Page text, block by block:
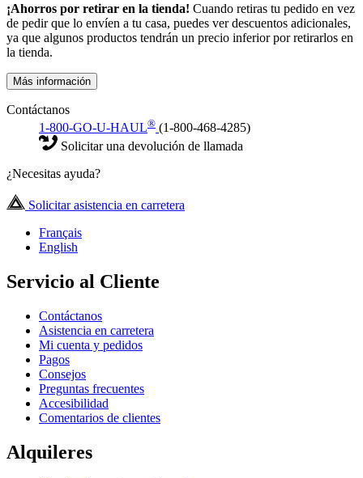
¡Ahorros por retirar en la tienda! Cuando retiras tu pedido en vez
de pedir que lo envíen a tu casa, puedes ver descuentos adicionales,
ya que algunos productos tendrán un precio inferior por retirarlos en
la tienda.
Más información
Contáctanos
1-800-GO-U-HAUL® (1-800-468-4285)
Solicitar una devolución de llamada
¿Necesitas ayuda?
Solicitar asistencia en carretera
Français
English
Servicio al Cliente
Contáctanos
Asistencia en carretera
Mi cuenta y pedidos
Pagos
Consejos
Preguntas frecuentes
Accesibilidad
Comentarios de clientes
Alquileres